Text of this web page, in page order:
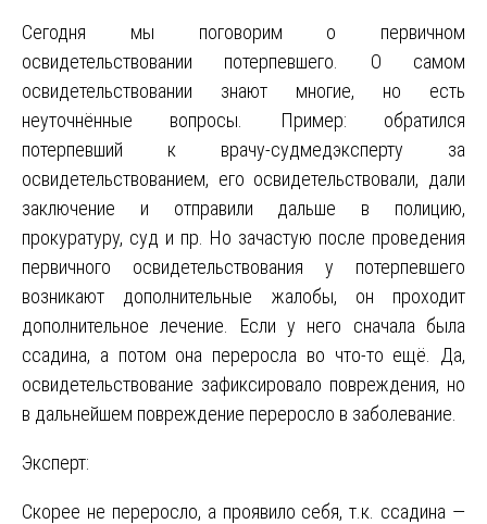
Сегодня мы поговорим о первичном
освидетельствовании потерпевшего. О самом
освидетельствовании знают многие, но есть
неуточнённые вопросы. Пример: обратился
потерпевший к врачу-судмедэксперту за
освидетельствованием, его освидетельствовали, дали
заключение и отправили дальше в полицию,
прокуратуру, суд и пр. Но зачастую после проведения
первичного освидетельствования у потерпевшего
возникают дополнительные жалобы, он проходит
дополнительное лечение. Если у него сначала была
ссадина, а потом она переросла во что-то ещё. Да,
освидетельствование зафиксировало повреждения, но
в дальнейшем повреждение переросло в заболевание.
Эксперт:
Скорее не переросло, а проявило себя, т.к. ссадина —